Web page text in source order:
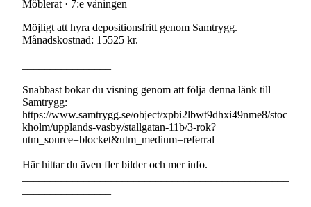
Möblerat · 7:e våningen
Möjligt att hyra depositionsfritt genom Samtrygg.
Månadskostnad: 15525 kr.
Snabbast bokar du visning genom att följa denna länk till
Samtrygg:
https://www.samtrygg.se/object/xpbi2lbwt9dhxi49nme8/stoc
kholm/upplands-vasby/stallgatan-11b/3-rok?
utm_source=blocket&utm_medium=referral
Här hittar du även fler bilder och mer info.